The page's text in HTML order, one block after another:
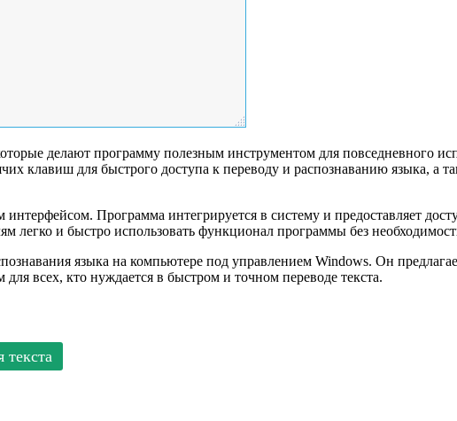
делают программу полезным инструментом для повседневного
клавиш для быстрого доступа к переводу и распознаванию языка, а
Программа интегрируется в систему и предоставляет
легко и быстро использовать функционал программы без
языка на компьютере под управлением Windows. Он
всех, кто нуждается в быстром и точном переводе текста.
текста